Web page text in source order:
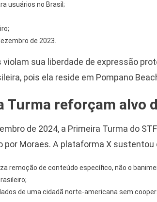
usuários no Brasil;
de 2023.
sua liberdade de expressão
pois ela reside em Pompano
Turma reforçam alvo
de 2024, a Primeira Turma do
por Moraes. A plataforma X sustentou
remoção de conteúdo específico, não o
de uma cidadã norte-americana sem